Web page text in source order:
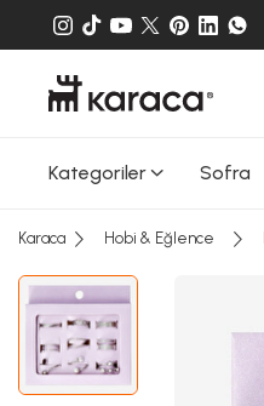
Kategoriler Sofra
Karaca Hobi & Eğlence